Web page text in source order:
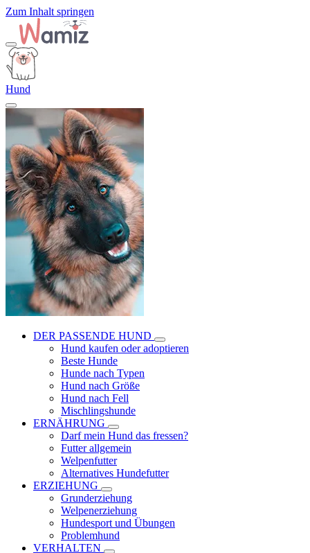
Zum Inhalt springen
Hund
DER PASSENDE HUND
Hund kaufen oder adoptieren
Beste Hunde
Hunde nach Typen
Hund nach Größe
Hund nach Fell
Mischlingshunde
ERNÄHRUNG
Darf mein Hund das fressen?
Futter allgemein
Welpenfutter
Alternatives Hundefutter
ERZIEHUNG
Grunderziehung
Welpenerziehung
Hundesport und Übungen
Problemhund
VERHALTEN